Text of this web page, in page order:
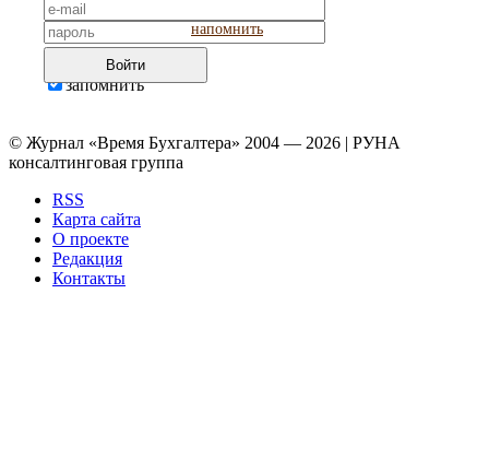
напомнить
Войти
запомнить
© Журнал «Время Бухгалтера» 2004 — 2026 | РУНА
консалтинговая группа
RSS
Карта сайта
О проекте
Редакция
Контакты